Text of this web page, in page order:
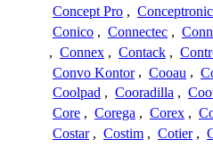
Concept Pro , Conceptronic
Conico , Connectec ,
, Connex , Contack ,
Convo Kontor , Cooau ,
Coolpad , Cooradilla ,
Core , Corega , Corex ,
Costar , Costim , Cotier ,